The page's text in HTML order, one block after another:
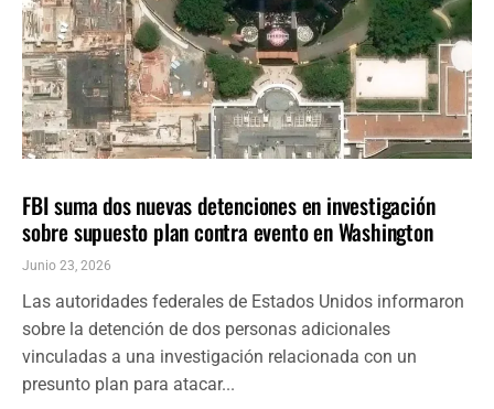
FBI suma dos nuevas detenciones en investigación
sobre supuesto plan contra evento en Washington
Junio 23, 2026
Las autoridades federales de Estados Unidos informaron
sobre la detención de dos personas adicionales
vinculadas a una investigación relacionada con un
presunto plan para atacar...